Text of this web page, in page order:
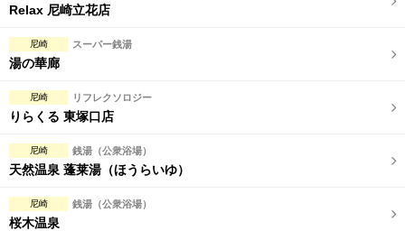
Relax 尼崎立花店
尼崎 スーパー銭湯
湯の華廊
尼崎 リフレクソロジー
りらくる 東塚口店
尼崎 銭湯（公衆浴場）
天然温泉 蓬莱湯（ほうらいゆ）
尼崎 銭湯（公衆浴場）
桜木温泉